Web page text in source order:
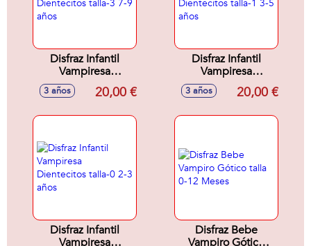
Disfraz Infantil
Vampiresa
Dientecitos talla-3
7-9 años
3 años 20,00 €
Disfraz Infantil
Vampiresa
Dientecitos talla-1
3-5 años
3 años 20,00 €
Disfraz Infantil
Vampiresa
Disfraz Bebe
Vampiro Gótico